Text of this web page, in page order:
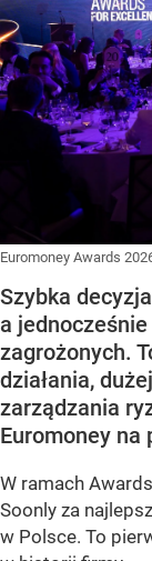
Euromoney Awards
Szybka
a
zagrożonych.
działania,
zarządzania
Euromoney na
W ramach
Soonly za
w Polsce. To